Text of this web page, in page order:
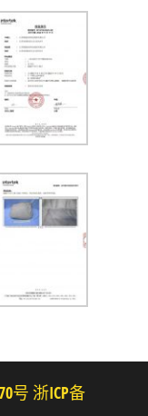
号 浙ICP备